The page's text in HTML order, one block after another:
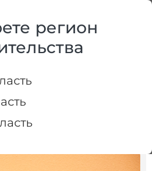
область
регион
СК "ЗАРЯ" — быстро,